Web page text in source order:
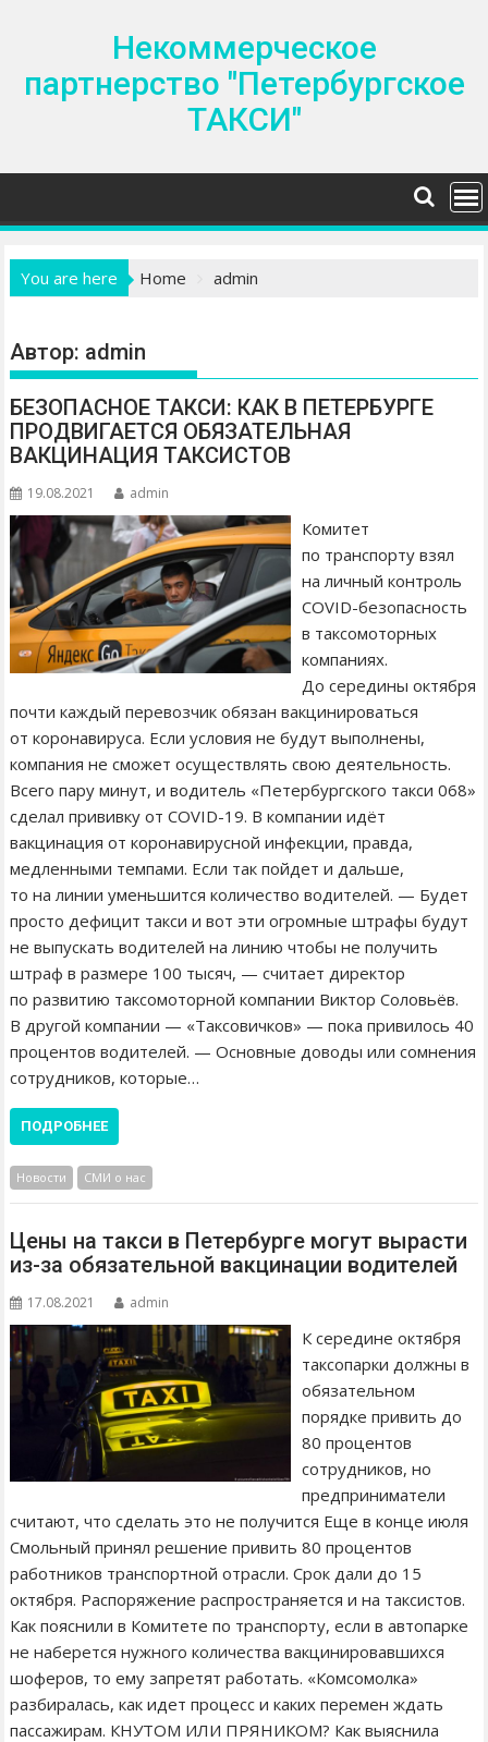
c
n
Некоммерческое
партнерство "Петербургское
ТАКСИ"
You are here Home admin
Автор: admin
БЕЗОПАСНОЕ ТАКСИ: КАК В ПЕТЕРБУРГЕ
ПРОДВИГАЕТСЯ ОБЯЗАТЕЛЬНАЯ
ВАКЦИНАЦИЯ ТАКСИСТОВ
19.08.2021 admin
Комитет
по транспорту взял
на личный контроль
COVID-безопасность
в таксомоторных
компаниях.
До середины октября
почти каждый перевозчик обязан вакцинироваться
от коронавируса. Если условия не будут выполнены,
компания не сможет осуществлять свою деятельность.
Всего пару минут, и водитель «Петербургского такси 068»
сделал прививку от COVID-19. В компании идёт
вакцинация от коронавирусной инфекции, правда,
медленными темпами. Если так пойдет и дальше,
то на линии уменьшится количество водителей. — Будет
просто дефицит такси и вот эти огромные штрафы будут
не выпускать водителей на линию чтобы не получить
штраф в размере 100 тысяч, — считает директор
по развитию таксомоторной компании Виктор Соловьёв.
В другой компании — «Таксовичков» — пока привилось 40
процентов водителей. — Основные доводы или сомнения
сотрудников, которые…
ПОДРОБНЕЕ
Новости СМИ о нас
Цены на такси в Петербурге могут вырасти
из-за обязательной вакцинации водителей
17.08.2021 admin
К середине октября
таксопарки должны в
обязательном
порядке привить до
80 процентов
сотрудников, но
предприниматели
считают, что сделать это не получится Еще в конце июля
Смольный принял решение привить 80 процентов
работников транспортной отрасли. Срок дали до 15
октября. Распоряжение распространяется и на таксистов.
Как пояснили в Комитете по транспорту, если в автопарке
не наберется нужного количества вакцинировавшихся
шоферов, то ему запретят работать. «Комсомолка»
разбиралась, как идет процесс и каких перемен ждать
пассажирам. КНУТОМ ИЛИ ПРЯНИКОМ? Как выяснила